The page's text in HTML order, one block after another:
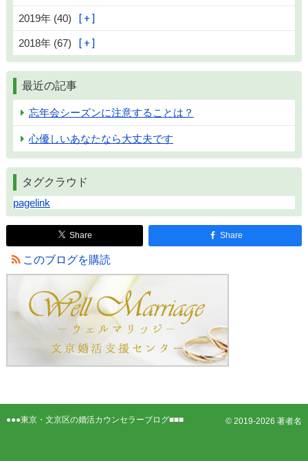
2019年 (40)
2018年 (67)
最近の記事
忘年会シーズンに注意することは？
心優しいあなたなら大丈夫です
タグクラウド
pagelink
Share Share
このブログを購読
© 2019-2026 著者名
●●●東京・文京区の婚活カウンセラーブログ■■■